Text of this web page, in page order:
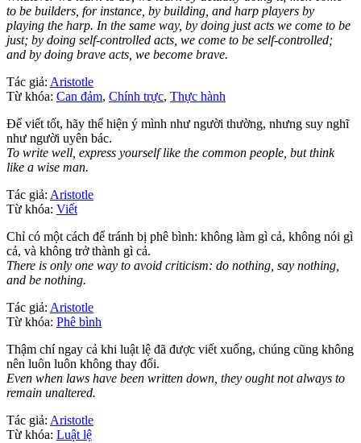
to be builders, for instance, by building, and harp players by
playing the harp. In the same way, by doing just acts we come to be
just; by doing self-controlled acts, we come to be self-controlled;
and by doing brave acts, we become brave.
Tác giả: Aristotle
Từ khóa: Can đảm, Chính trực, Thực hành
Để viết tốt, hãy thể hiện ý mình như người thường, nhưng suy nghĩ
như người uyên bác.
To write well, express yourself like the common people, but think
like a wise man.
Tác giả: Aristotle
Từ khóa: Viết
Chỉ có một cách để tránh bị phê bình: không làm gì cả, không nói gì
cả, và không trở thành gì cả.
There is only one way to avoid criticism: do nothing, say nothing,
and be nothing.
Tác giả: Aristotle
Từ khóa: Phê bình
Thậm chí ngay cả khi luật lệ đã được viết xuống, chúng cũng không
nên luôn luôn không thay đổi.
Even when laws have been written down, they ought not always to
remain unaltered.
Tác giả: Aristotle
Từ khóa: Luật lệ